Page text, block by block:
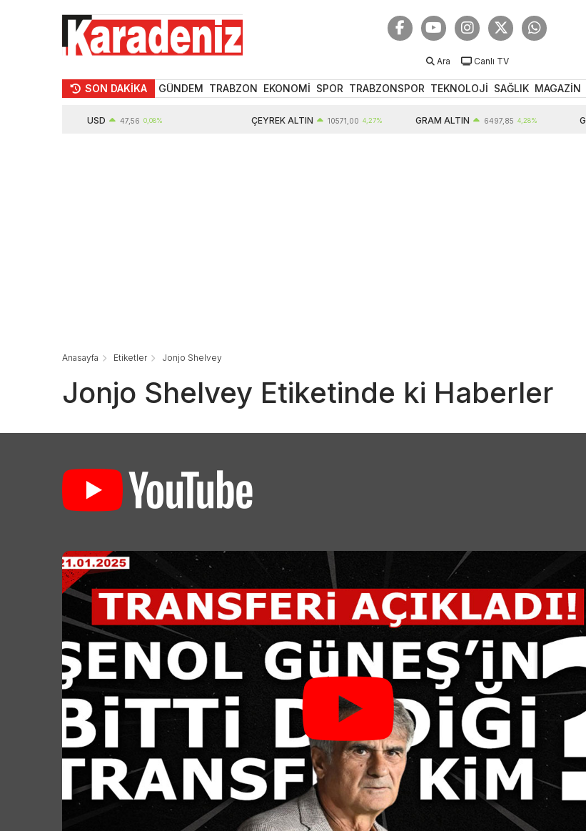
Ara Canlı TV
SON DAKİKA GÜNDEM TRABZON EKONOMİ SPOR TRABZONSPOR TEKNOLOJİ SAĞLIK MAGAZİN
USD 47,56 0,08% ÇEYREK ALTIN 10571,00 4,27% GRAM ALTIN 6497,85 4,28% GBP
Anasayfa Etiketler Jonjo Shelvey
Jonjo Shelvey Etiketinde ki Haberler